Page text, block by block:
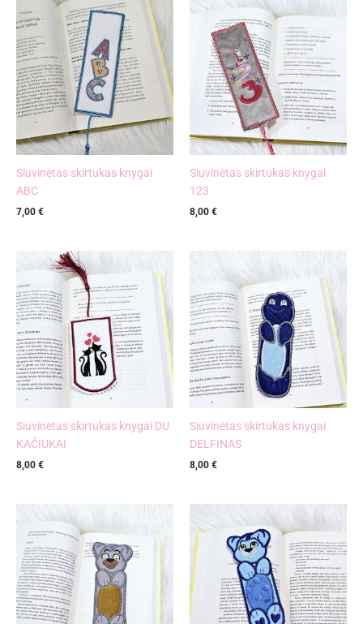
Siuvinėtas skirtukas knygai
ABC
7,00 €
Siuvinėtas skirtukas knygai
123
8,00 €
Siuvinėtas skirtukas knygai DU
KAČIUKAI
8,00 €
Siuvinėtas skirtukas knygai
DELFINAS
8,00 €